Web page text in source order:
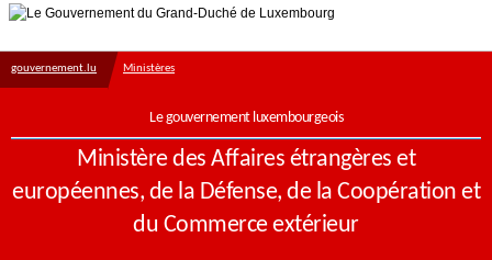
gouvernement.lu Ministères
Le gouvernement luxembourgeois
Ministère des Affaires étrangères et
européennes, de la Défense, de la Coopération et
du Commerce extérieur